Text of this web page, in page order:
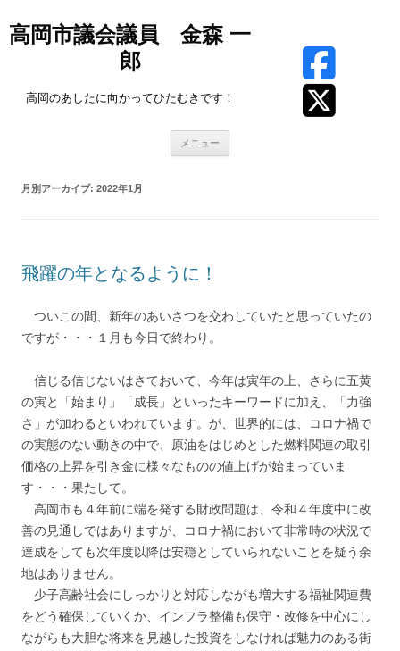
高岡市議会議員 金森 一
郎
高岡のあしたに向かってひたむきです！
メニュー
月別アーカイブ: 2022年1月
飛躍の年となるように！
ついこの間、新年のあいさつを交わしていたと思っていたの
ですが・・・１月も今日で終わり。
信じる信じないはさておいて、今年は寅年の上、さらに五黄
の寅と「始まり」「成長」といったキーワードに加え、「力強
さ」が加わるといわれています。が、世界的には、コロナ禍で
の実態のない動きの中で、原油をはじめとした燃料関連の取引
価格の上昇を引き金に様々なものの値上げが始まっていま
す・・・果たして。
高岡市も４年前に端を発する財政問題は、令和４年度中に改
善の見通しではありますが、コロナ禍において非常時の状況で
達成をしても次年度以降は安穏としていられないことを疑う余
地はありません。
少子高齢社会にしっかりと対応しながも増大する福祉関連費
をどう確保していくか、インフラ整備も保守・改修を中心にし
ながらも大胆な将来を見越した投資をしなければ魅力のある街